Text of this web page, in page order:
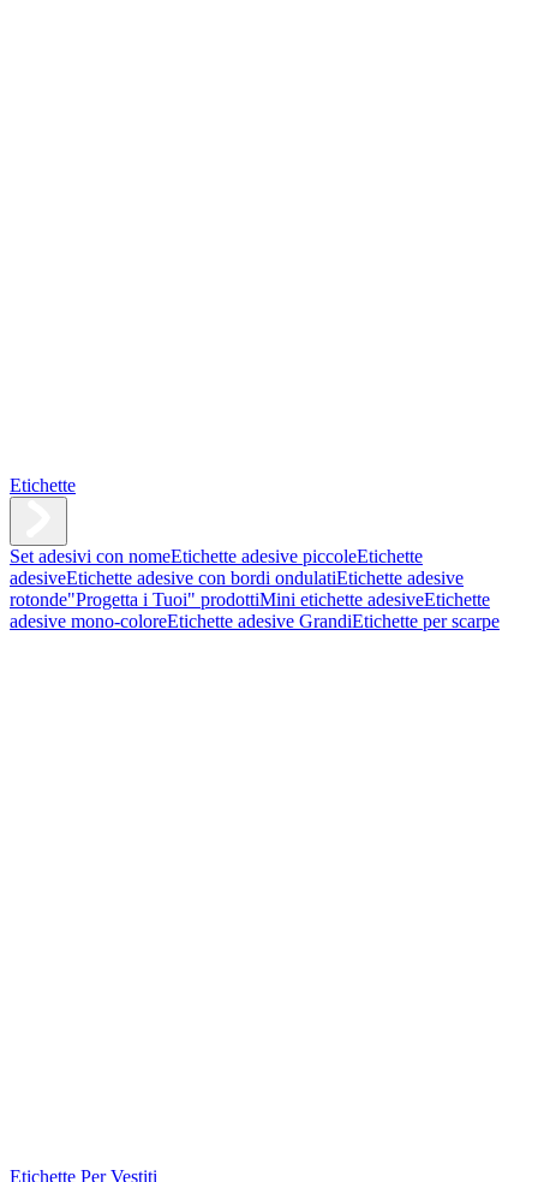
Etichette
Set adesivi con nomeEtichette adesive piccoleEtichette
adesiveEtichette adesive con bordi ondulatiEtichette adesive
rotonde"Progetta i Tuoi" prodottiMini etichette adesiveEtichette
adesive mono-coloreEtichette adesive GrandiEtichette per scarpe
Etichette Per Vestiti